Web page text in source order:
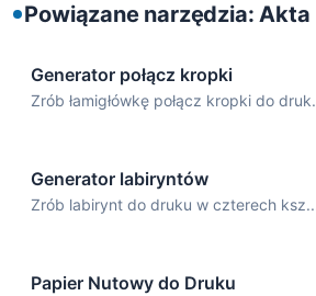
Powiązane narzędzia: Akta
Generator połącz kropki
Zrób łamigłówkę połącz kropki do
Generator labiryntów
Zrób labirynt do druku w czterech
Papier Nutowy do Druku